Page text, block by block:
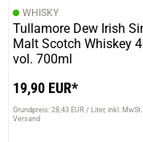
WHISKY
Tullamore Dew Irish
Malt Scotch Whiskey
vol. 700ml
19,90 EUR*
Grundpreis: 28,43 EUR / Liter inkl. MwSt.
Versand